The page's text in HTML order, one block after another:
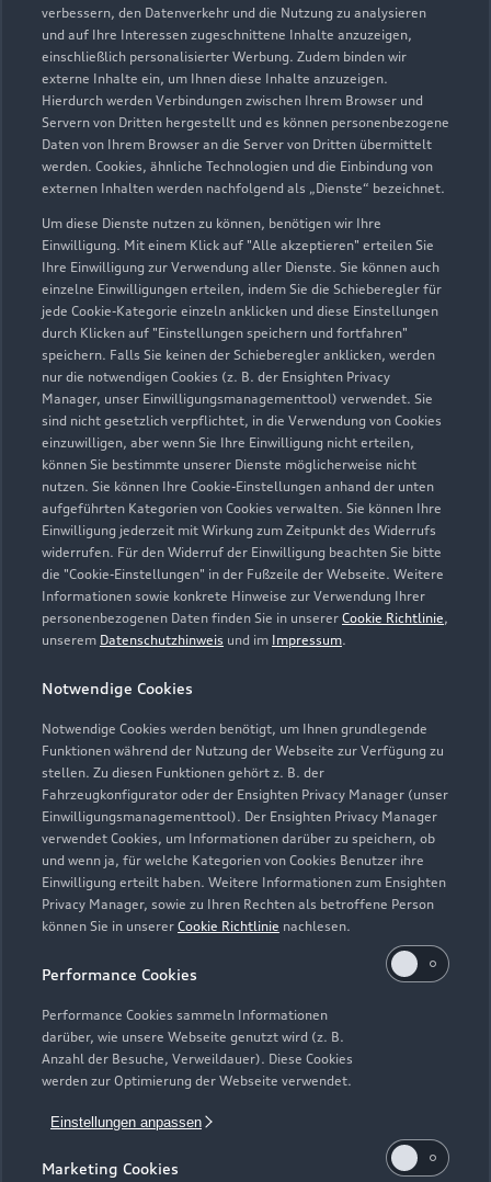
verbessern, den Datenverkehr und die Nutzung zu analysieren
und auf Ihre Interessen zugeschnittene Inhalte anzuzeigen,
einschließlich personalisierter Werbung. Zudem binden wir
externe Inhalte ein, um Ihnen diese Inhalte anzuzeigen.
Hierdurch werden Verbindungen zwischen Ihrem Browser und
Servern von Dritten hergestellt und es können personenbezogene
Daten von Ihrem Browser an die Server von Dritten übermittelt
werden. Cookies, ähnliche Technologien und die Einbindung von
externen Inhalten werden nachfolgend als „Dienste“ bezeichnet.
Um diese Dienste nutzen zu können, benötigen wir Ihre
Einwilligung. Mit einem Klick auf "Alle akzeptieren" erteilen Sie
Ihre Einwilligung zur Verwendung aller Dienste. Sie können auch
einzelne Einwilligungen erteilen, indem Sie die Schieberegler für
jede Cookie-Kategorie einzeln anklicken und diese Einstellungen
durch Klicken auf "Einstellungen speichern und fortfahren"
speichern. Falls Sie keinen der Schieberegler anklicken, werden
nur die notwendigen Cookies (z. B. der Ensighten Privacy
Manager, unser Einwilligungsmanagementtool) verwendet. Sie
sind nicht gesetzlich verpflichtet, in die Verwendung von Cookies
einzuwilligen, aber wenn Sie Ihre Einwilligung nicht erteilen,
können Sie bestimmte unserer Dienste möglicherweise nicht
nutzen. Sie können Ihre Cookie-Einstellungen anhand der unten
aufgeführten Kategorien von Cookies verwalten. Sie können Ihre
Einwilligung jederzeit mit Wirkung zum Zeitpunkt des Widerrufs
widerrufen. Für den Widerruf der Einwilligung beachten Sie bitte
die "Cookie-Einstellungen" in der Fußzeile der Webseite. Weitere
Informationen sowie konkrete Hinweise zur Verwendung Ihrer
personenbezogenen Daten finden Sie in unserer Cookie Richtlinie,
unserem Datenschutzhinweis und im Impressum.
Notwendige Cookies
Notwendige Cookies werden benötigt, um Ihnen grundlegende
Funktionen während der Nutzung der Webseite zur Verfügung zu
stellen. Zu diesen Funktionen gehört z. B. der
Fahrzeugkonfigurator oder der Ensighten Privacy Manager (unser
Einwilligungsmanagementtool). Der Ensighten Privacy Manager
verwendet Cookies, um Informationen darüber zu speichern, ob
und wenn ja, für welche Kategorien von Cookies Benutzer ihre
Einwilligung erteilt haben. Weitere Informationen zum Ensighten
Privacy Manager, sowie zu Ihren Rechten als betroffene Person
können Sie in unserer Cookie Richtlinie nachlesen.
Performance Cookies
Performance Cookies sammeln Informationen
darüber, wie unsere Webseite genutzt wird (z. B.
Anzahl der Besuche, Verweildauer). Diese Cookies
werden zur Optimierung der Webseite verwendet.
Einstellungen anpassen
Marketing Cookies
Bahnhofstraße 37
86650 Wemding
09092 965770
info@autohaus-leinfelder.de
Kontaktdaten herunterladen
Öffnungszeiten
Service
Schließt bald 17:00
Teile & Zubehörverkauf
Schließt bald17:00
Verkauf
Geöffnet bis18:00
Zurück nach oben
Modelle
Elektromodelle
Plug-in-Hybride
Neuwagensuche
Gebrauchtwagensuche
Service & Zubehör
Saisonale Angebote
Audi Services
Garantie
Support
Über Audi